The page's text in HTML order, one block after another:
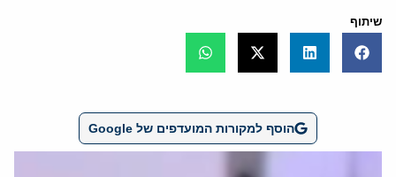
שיתוף
הוסף למקורות המועדפים של Google